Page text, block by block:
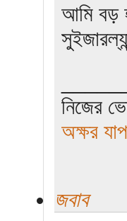
আমি বড়
নিজের
অক্ষর
জবাব